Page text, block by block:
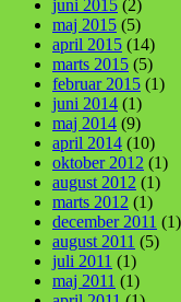
juni 2015 (2)
maj 2015 (5)
april 2015 (14)
marts 2015 (5)
februar 2015 (1)
juni 2014 (1)
maj 2014 (9)
april 2014 (10)
oktober 2012 (1)
august 2012 (1)
marts 2012 (1)
december 2011 (1)
august 2011 (5)
juli 2011 (1)
maj 2011 (1)